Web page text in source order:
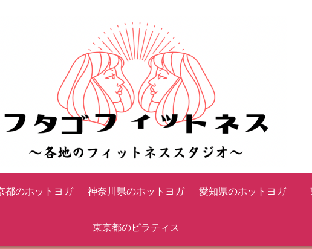
都のホットヨガ 神奈川県のホットヨガ 愛知県のホットヨガ
東京都のピラティス